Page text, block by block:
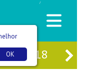
/
TER 18
OK